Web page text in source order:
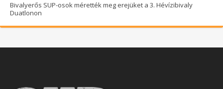
Bivalyerős SUP-osok mérették meg erejüket a 3. Hévízibivaly
Duatlonon